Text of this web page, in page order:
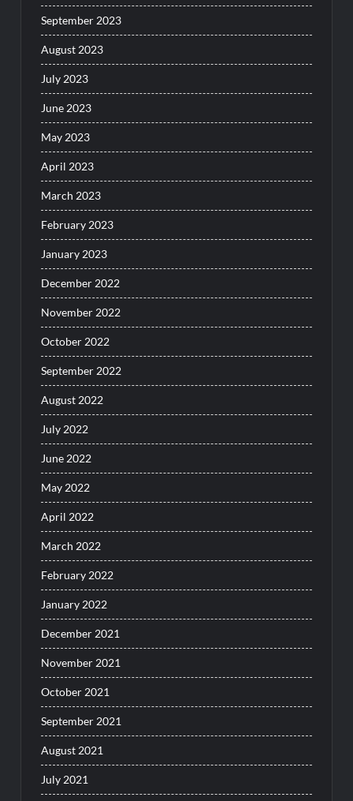
September 2023
August 2023
July 2023
June 2023
May 2023
April 2023
March 2023
February 2023
January 2023
December 2022
November 2022
October 2022
September 2022
August 2022
July 2022
June 2022
May 2022
April 2022
March 2022
February 2022
January 2022
December 2021
November 2021
October 2021
September 2021
August 2021
July 2021